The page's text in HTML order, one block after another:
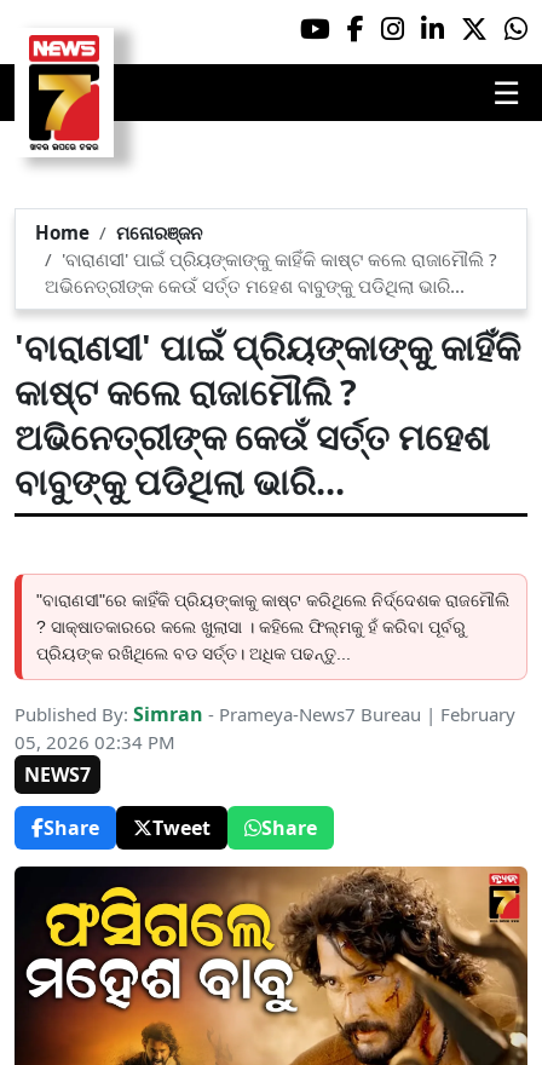
☰
Home
ମନୋରଞ୍ଜନ
'ବାରାଣସୀ' ପାଇଁ ପ୍ରିୟଙ୍କାଙ୍କୁ କାହିଁକି କାଷ୍ଟ କଲେ ରାଜାମୌଲି ?
ଅଭିନେତ୍ରୀଙ୍କ କେଉଁ ସର୍ତ୍ତ ମହେଶ ବାବୁଙ୍କୁ ପଡିଥିଲା ଭାରି...
'ବାରାଣସୀ' ପାଇଁ ପ୍ରିୟଙ୍କାଙ୍କୁ କାହିଁକି
କାଷ୍ଟ କଲେ ରାଜାମୌଲି ?
ଅଭିନେତ୍ରୀଙ୍କ କେଉଁ ସର୍ତ୍ତ ମହେଶ
ବାବୁଙ୍କୁ ପଡିଥିଲା ଭାରି...
"ବାରାଣସୀ"ରେ କାହିଁକି ପ୍ରିୟଙ୍କାକୁ କାଷ୍ଟ କରିଥିଲେ ନିର୍ଦ୍ଦେଶକ ରାଜମୌଲି
? ସାକ୍ଷାତକାରରେ କଲେ ଖୁଲାସା । କହିଲେ ଫିଲ୍ମକୁ ହଁ କରିବା ପୂର୍ବରୁ
ପ୍ରିୟଙ୍କ ରଖିଥିଲେ ବଡ ସର୍ତ୍ତ। ଅଧିକ ପଢନ୍ତୁ...
Published By: Simran - Prameya-News7 Bureau | February
05, 2026 02:34 PM
NEWS7
Share
Tweet Share